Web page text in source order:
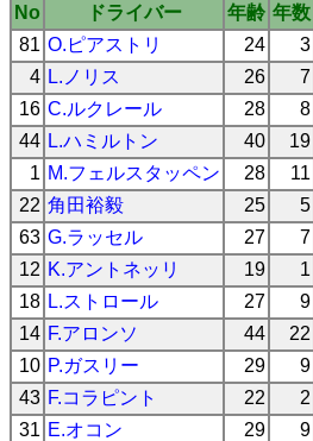
No ドライバー 年齢 年数
81 O.ピアストリ 24 3
4 L.ノリス 26 7
16 C.ルクレール 28 8
44 L.ハミルトン 40 19
1 M.フェルスタッペン 28 11
22 角田裕毅 25 5
63 G.ラッセル 27 7
12 K.アントネッリ 19 1
18 L.ストロール 27 9
14 F.アロンソ 44 22
10 P.ガスリー 29 9
43 F.コラピント 22 2
31 E.オコン 29 9